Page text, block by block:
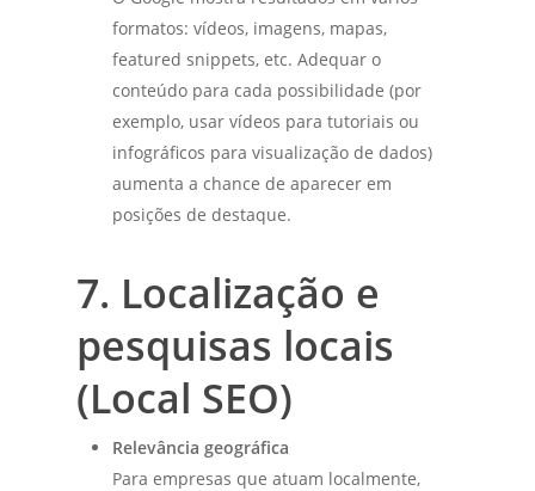
formatos: vídeos, imagens, mapas,
featured snippets, etc. Adequar o
conteúdo para cada possibilidade (por
exemplo, usar vídeos para tutoriais ou
infográficos para visualização de dados)
aumenta a chance de aparecer em
posições de destaque.
7. Localização e
pesquisas locais
(Local SEO)
Relevância geográfica
Para empresas que atuam localmente,